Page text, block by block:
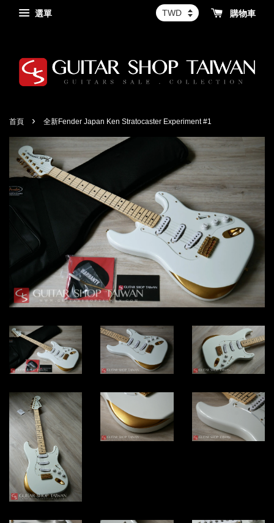
選單 購物車
首頁 › 全新Fender Japan Ken Stratocaster Experiment #1